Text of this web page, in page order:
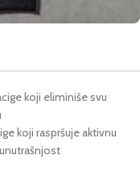
koji eliminiše svu
koji raspršuje aktivnu